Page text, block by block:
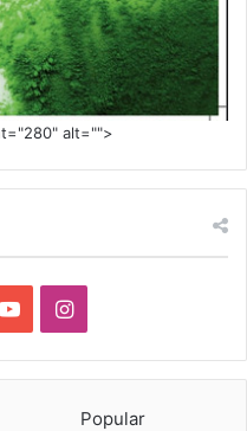
alt="">
YouTubeInstagram
Popular